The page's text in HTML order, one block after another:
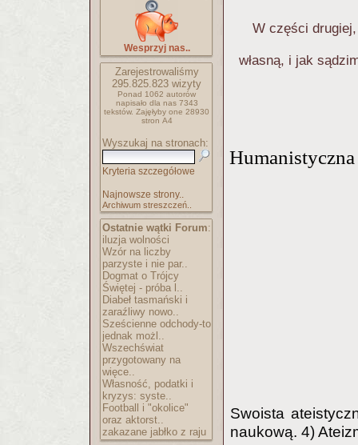
Wesprzyj nas..
Zarejestrowaliśmy
295.825.823 wizyty
Ponad 1062 autorów
napisało dla nas 7343
tekstów. Zajęłyby one 28930
stron A4
Wyszukaj na stronach:
Kryteria szczegółowe
Najnowsze strony..
Archiwum streszczeń..
Ostatnie wątki Forum:
iluzja wolności
Wzór na liczby
parzyste i nie par..
Dogmat o Trójcy
Świętej - próba l..
Diabeł tasmański i
zaraźliwy nowo..
Sześcienne odchody-to
jednak możl..
Wszechświat
przygotowany na
więce..
Własność, podatki i
kryzys: syste..
Football i "okolice"
oraz aktorst..
zakazane jabłko z raju
W części
własną, i jak
Swoista
naukową. 4)